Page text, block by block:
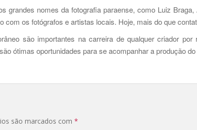
grandes nomes da fotografia paraense, como Luiz
os fotógrafos e artistas locais. Hoje, mais do que
são importantes na carreira de qualquer criador por
ótimas oportunidades para se acompanhar a produção
são marcados com *